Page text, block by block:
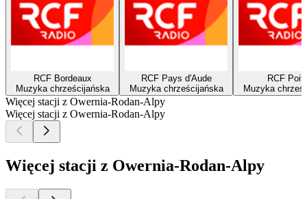
RCF Bordeaux
Muzyka chrześcijańska
RCF Pays d'Aude
Muzyka chrześcijańska
RCF
Muzyka
Więcej stacji z Owernia-Rodan-Alpy
Więcej stacji z Owernia-Rodan-Alpy
Więcej stacji z Owernia-Rodan-Alpy